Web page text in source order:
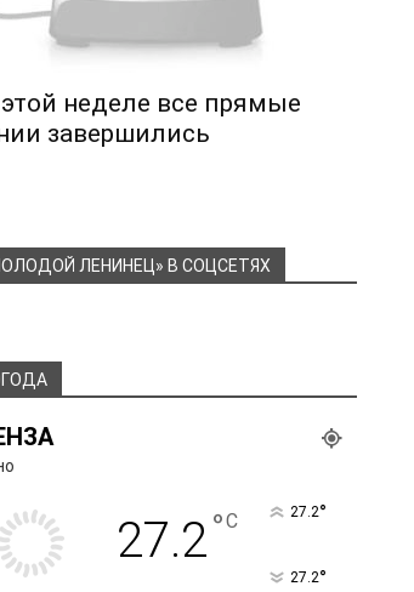
неделе все прямые
завершились
ЛЕНИНЕЦ» В СОЦСЕТЯХ
27.2°C 27.2°
27.2°